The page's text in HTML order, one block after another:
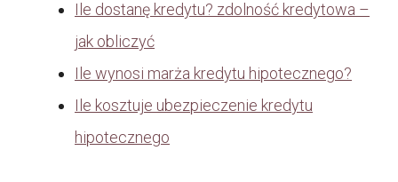
Ile dostanę kredytu? zdolność kredytowa –
jak obliczyć
Ile wynosi marża kredytu hipotecznego?
Ile kosztuje ubezpieczenie kredytu
hipotecznego